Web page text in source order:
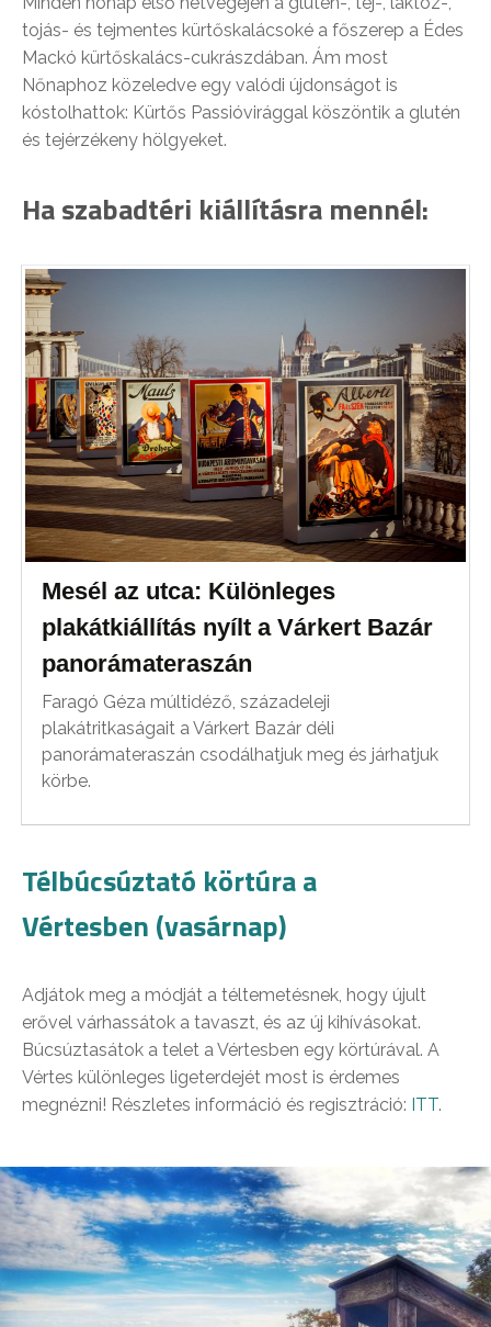
tojás- és tejmentes kürtőskalácsoké a főszerep a Édes
Mackó kürtőskalács-cukrászdában. Ám most
Nőnaphoz közeledve egy valódi újdonságot is
kóstolhattok: Kürtős Passióvirággal köszöntik a glutén
és tejérzékeny hölgyeket.
Ha szabadtéri kiállításra mennél:
Mesél az utca: Különleges
plakátkiállítás nyílt a Várkert Bazár
panorámateraszán
Faragó Géza múltidéző, századeleji
plakátritkaságait a Várkert Bazár déli
panorámateraszán csodálhatjuk meg és járhatjuk
körbe.
Télbúcsúztató körtúra a
Vértesben (vasárnap)
Adjátok meg a módját a téltemetésnek, hogy újult
erővel várhassátok a tavaszt, és az új kihívásokat.
Búcsúztasátok a telet a Vértesben egy körtúrával. A
Vértes különleges ligeterdejét most is érdemes
megnézni! Részletes információ és regisztráció: ITT.